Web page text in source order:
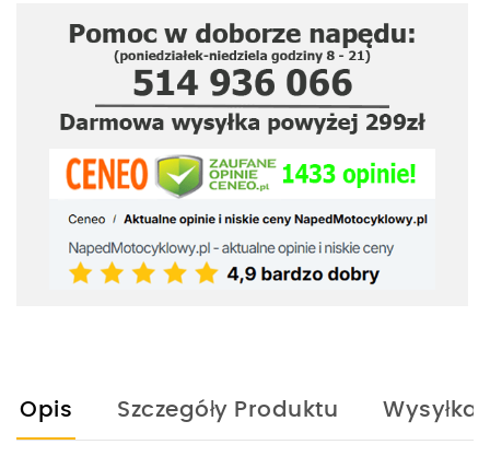
Opis Szczegóły Produktu Wysyłka